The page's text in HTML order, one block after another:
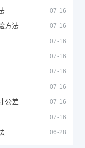
07-16
方法 07-16
07-16
07-16
07-16
07-16
公差 07-16
07-16
06-28